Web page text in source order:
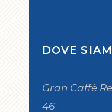
DOVE
Gran Caffè
46